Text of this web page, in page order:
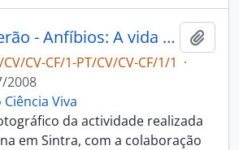
Biologia no Verão - Anfíbios: A vida entre dois mundos
CV/CV-CF/1-PT/CV/CV-CF/1/1 ·
2008
Viva
da actividade realizada
em Sintra, com a colaboração